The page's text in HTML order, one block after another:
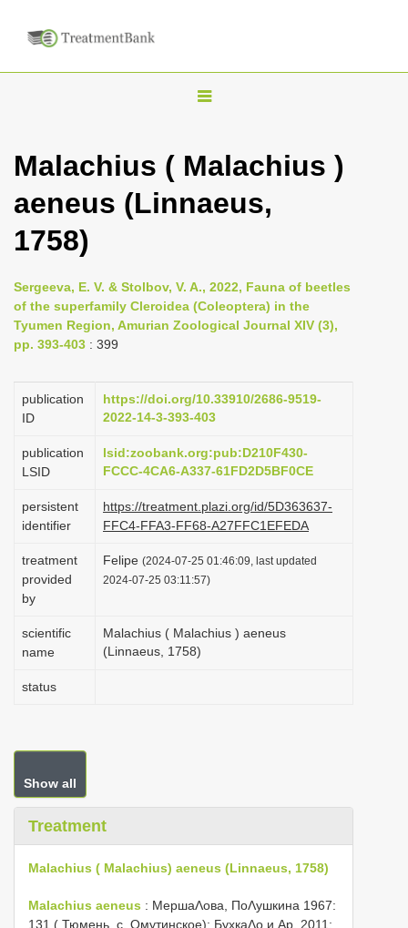
T
g
l
v
i
t
i
o
n
Malachius ( Malachius )
aeneus (Linnaeus,
1758)
Sergeeva, E. V. & Stolbov, V. A., 2022, Fauna of beetles
of the superfamily Cleroidea (Coleoptera) in the
Tyumen Region, Amurian Zoological Journal XIV (3),
pp. 393-403 : 399
publication
ID
https://doi.org/10.33910/2686-9519-
2022-14-3-393-403
publication
LSID
lsid:zoobank.org:pub:D210F430-
FCCC-4CA6-A337-61FD2D5BF0CE
persistent
identifier
https://treatment.plazi.org/id/5D363637-
FFC4-FFA3-FF68-A27FFC1EFEDA
treatment
provided
by
Felipe (2024-07-25 01:46:09, last updated
2024-07-25 03:11:57)
scientific
name
Malachius ( Malachius ) aeneus
(Linnaeus, 1758)
status
Show all
Treatment
Malachius ( Malachius) aeneus (Linnaeus, 1758)
Malachius aeneus : МершаΛова, ПоΛушкина 1967:
131 ( Тюмень, с. Омутинское); БухкаΛо и Αр. 2011: